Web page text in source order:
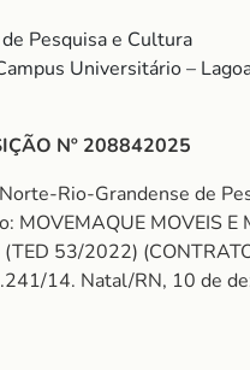
Pesquisa e Cultura
Universitário –
Nº 208842025
Rio-Grandense de
MOVEMAQUE
53/2022)
14. Natal/RN, 10 de